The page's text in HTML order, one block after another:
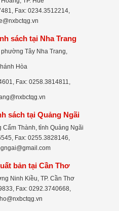
Fax: 0234.3512214,
sách tại Nha Trang
Tây Nha Trang,
Hòa
Fax: 0258.3814811,
sách tại Quảng Ngãi
Thành, tỉnh Quảng Ngãi
Fax: 0255.3828146,
bản tại Cần Thơ
Ninh Kiều, TP. Cần Thơ
Fax: 0292.3740668,